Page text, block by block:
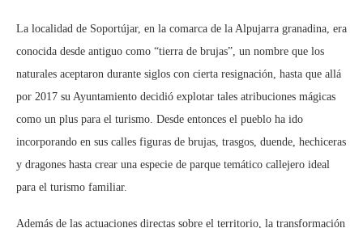
La localidad de Soportújar, en la comarca de la Alpujarra granadina, era
conocida desde antiguo como “tierra de brujas”, un nombre que los
naturales aceptaron durante siglos con cierta resignación, hasta que allá
por 2017 su Ayuntamiento decidió explotar tales atribuciones mágicas
como un plus para el turismo. Desde entonces el pueblo ha ido
incorporando en sus calles figuras de brujas, trasgos, duende, hechiceras
y dragones hasta crear una especie de parque temático callejero ideal
para el turismo familiar.
Además de las actuaciones directas sobre el territorio, la transformación